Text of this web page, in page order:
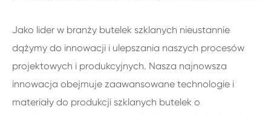
Jako lider w branży butelek szklanych nieustannie
dążymy do innowacji i ulepszania naszych procesów
projektowych i produkcyjnych. Nasza najnowsza
innowacja obejmuje zaawansowane technologie i
materiały do produkcji szklanych butelek o